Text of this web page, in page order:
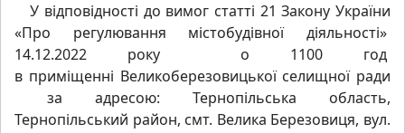
У відповідності до вимог статті 21 Закону України
«Про регулювання містобудівної діяльності»
14.12.2022 року о 1100 год
в приміщенні Великоберезовицької селищної ради
за адресою: Тернопільська область,
Тернопільський район, смт. Велика Березовиця, вул.